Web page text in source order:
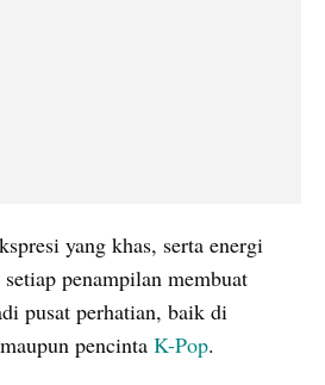
yang khas, serta energi
penampilan membuat
pusat perhatian, baik di
pencinta K-Pop.